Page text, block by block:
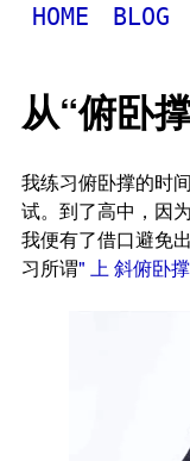
BLOG
HOME
从“俯卧
我练习俯卧撑的时
试。到了高中，因
我便有了借口避免
习所谓" 上 斜俯卧撑